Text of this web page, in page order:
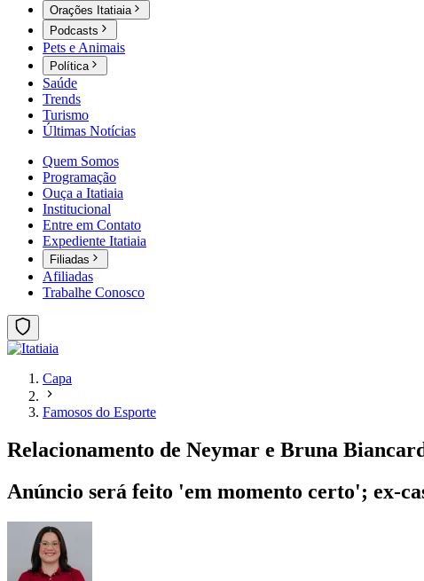
Orações Itatiaia
Podcasts
Pets e Animais
Política
Saúde
Trends
Turismo
Últimas Notícias
Quem Somos
Programação
Ouça a Itatiaia
Institucional
Entre em Contato
Expediente Itatiaia
Filiadas
Afiliadas
Trabalhe Conosco
Capa
Famosos do Esporte
Relacionamento de Neymar e Bruna
Anúncio será feito 'em momento certo'; ex-